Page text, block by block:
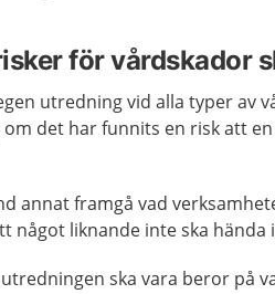
för vårdskador
utredning vid alla typer av
det har funnits en risk att
annat framgå vad
något liknande inte ska hända
ska vara beror på